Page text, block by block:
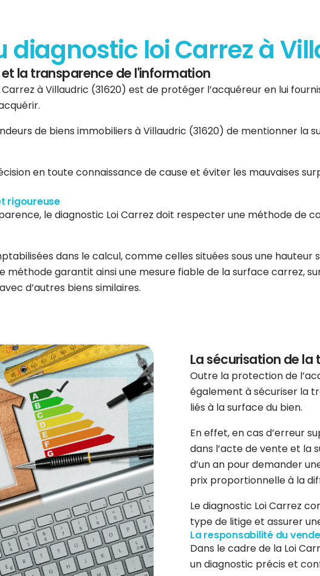
diagnostic loi Carrez à
la transparence de l'information
à Villaudric (31620) est de protéger l’acquéreur en lui
de biens immobiliers à Villaudric (31620) de mentionner
en toute connaissance de cause et éviter les mauvaises
rigoureuse
le diagnostic Loi Carrez doit respecter une méthode de
dans le calcul, comme celles situées sous une hauteur
méthode garantit ainsi une mesure fiable de la surface carrez,
d’autres biens similaires.
La sécurisation de
Outre la protection de
également à sécuriser la
liés à la surface du bien.
En effet, en cas d’erreur
dans l’acte de vente et la
d’un an pour demander
prix proportionnelle à la
Le diagnostic Loi Carrez
type de litige et assurer
La responsabilité du
Dans le cadre de la Loi
un diagnostic précis et